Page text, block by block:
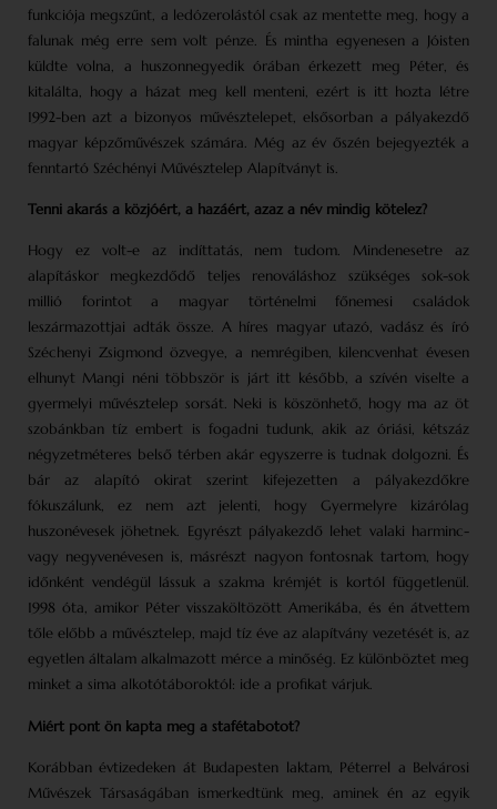
funkciója megszűnt, a ledózerolástól csak az mentette meg, hogy a
falunak még erre sem volt pénze. És mintha egyenesen a Jóisten
küldte volna, a huszonnegyedik órában érkezett meg Péter, és
kitalálta, hogy a házat meg kell menteni, ezért is itt hozta létre
1992-ben azt a bizonyos művésztelepet, elsősorban a pályakezdő
magyar képzőművészek számára. Még az év őszén bejegyezték a
fenntartó Széchényi Művésztelep Alapítványt is.
Tenni akarás a közjóért, a hazáért, azaz a név mindig kötelez?
Hogy ez volt-e az indíttatás, nem tudom. Mindenesetre az
alapításkor megkezdődő teljes renováláshoz szükséges sok-sok
millió forintot a magyar történelmi főnemesi családok
leszármazottjai adták össze. A híres magyar utazó, vadász és író
Széchenyi Zsigmond özvegye, a nemrégiben, kilencvenhat évesen
elhunyt Mangi néni többször is járt itt később, a szívén viselte a
gyermelyi művésztelep sorsát. Neki is köszönhető, hogy ma az öt
szobánkban tíz embert is fogadni tudunk, akik az óriási, kétszáz
négyzetméteres belső térben akár egyszerre is tudnak dolgozni. És
bár az alapító okirat szerint kifejezetten a pályakezdőkre
fókuszálunk, ez nem azt jelenti, hogy Gyermelyre kizárólag
huszonévesek jöhetnek. Egyrészt pályakezdő lehet valaki harminc-
vagy negyvenévesen is, másrészt nagyon fontosnak tartom, hogy
időnként vendégül lássuk a szakma krémjét is kortól függetlenül.
1998 óta, amikor Péter visszaköltözött Amerikába, és én átvettem
tőle előbb a művésztelep, majd tíz éve az alapítvány vezetését is, az
egyetlen általam alkalmazott mérce a minőség. Ez különböztet meg
minket a sima alkotótáboroktól: ide a profikat várjuk.
Miért pont ön kapta meg a stafétabotot?
Korábban évtizedeken át Budapesten laktam, Péterrel a Belvárosi
Művészek Társaságában ismerkedtünk meg, aminek én az egyik